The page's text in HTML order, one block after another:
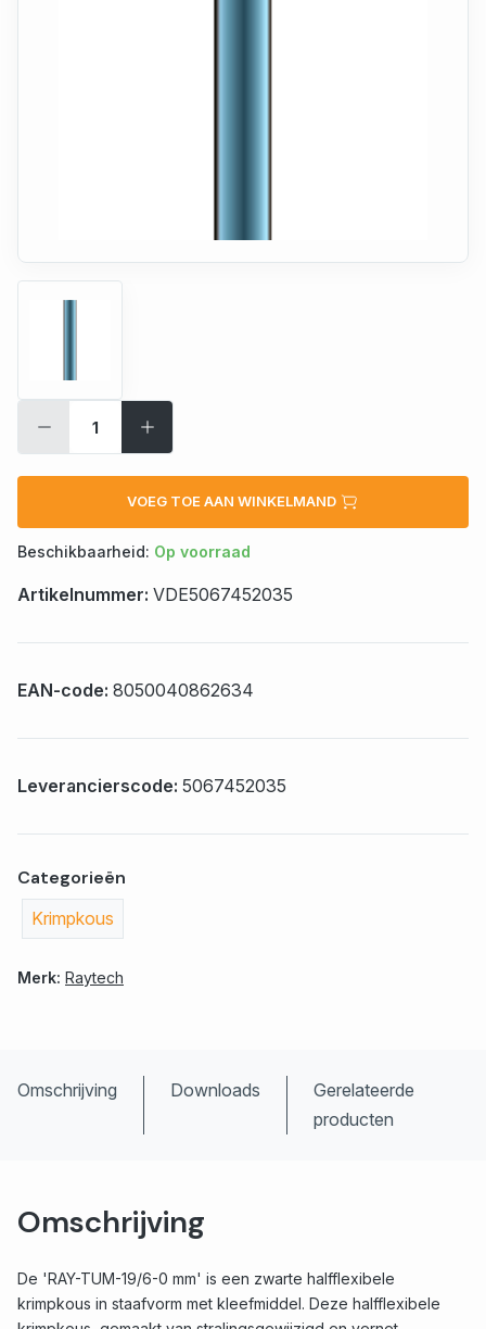
VOEG TOE AAN WINKELMAND
Beschikbaarheid: Op voorraad
Artikelnummer: VDE5067452035
EAN-code: 8050040862634
Leverancierscode: 5067452035
Categorieën
Krimpkous
Merk: Raytech
Omschrijving Downloads
Gerelateerde
producten
Omschrijving
De 'RAY-TUM-19/6-0 mm' is een zwarte halfflexibele
krimpkous in staafvorm met kleefmiddel. Deze halfflexibele